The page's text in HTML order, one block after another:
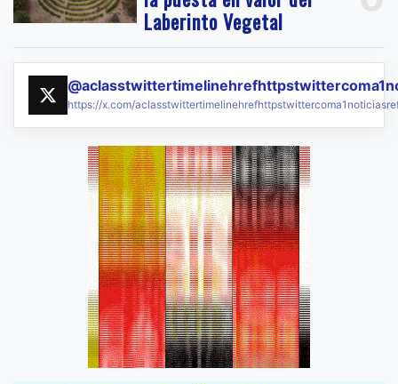
Laberinto Vegetal
https://x.com/